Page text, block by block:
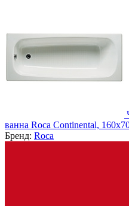
ванна Roca Continental,
Бренд: Roca